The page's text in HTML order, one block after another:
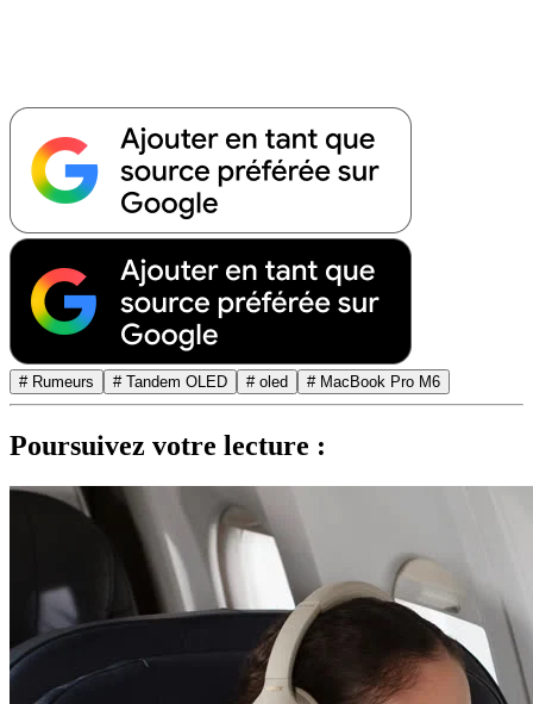
# Rumeurs # Tandem OLED # oled # MacBook Pro M6
Poursuivez votre lecture :